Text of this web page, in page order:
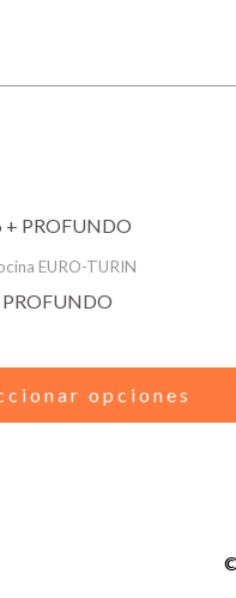
EURO-TURIN
opciones